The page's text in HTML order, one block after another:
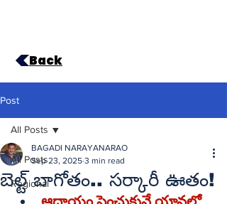
Back
Post
All Posts
Regional
All Posts
బెల్ట్‌ బాగోతం.. సర్కారీ ఊతం!
BAGADI NARAYANARAO
Sep 23, 2025 3 min read